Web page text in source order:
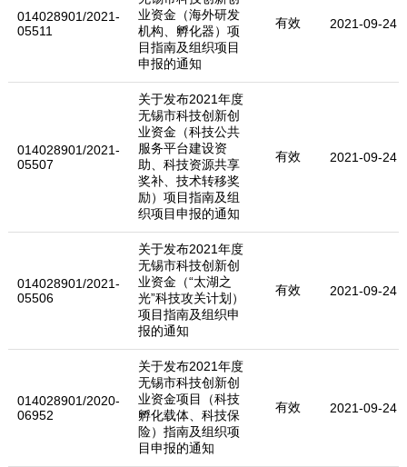
014028901/2021-
05511
业资金（海外研发
机构、孵化器）项
目指南及组织项目
申报的通知
有效 2021-09-24
014028901/2021-
05507
关于发布2021年度
无锡市科技创新创
业资金（科技公共
服务平台建设资
助、科技资源共享
奖补、技术转移奖
励）项目指南及组
织项目申报的通知
有效 2021-09-24
014028901/2021-
05506
关于发布2021年度
无锡市科技创新创
业资金（“太湖之
光”科技攻关计划）
项目指南及组织申
报的通知
有效 2021-09-24
014028901/2020-
06952
关于发布2021年度
无锡市科技创新创
业资金项目（科技
孵化载体、科技保
险）指南及组织项
目申报的通知
有效 2021-09-24